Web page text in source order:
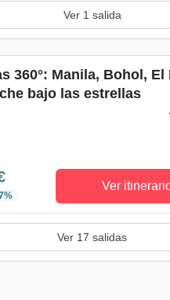
Ver 1 salida
360°: Manila, Bohol, El
bajo las estrellas
Ver
Ver 17 salidas